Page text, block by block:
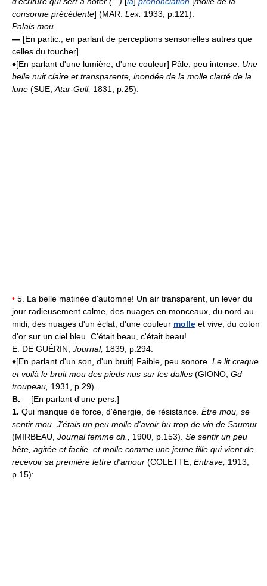
consonne précédente] (MAR. Lex. 1933, p.121).
Palais mou.
— [En partic., en parlant de perceptions sensorielles autres que
celles du toucher]
♦[En parlant d'une lumière, d'une couleur] Pâle, peu intense. Une
belle nuit claire et transparente, inondée de la molle clarté de la
lune (SUE, Atar-Gull, 1831, p.25):
• 5. La belle matinée d'automne! Un air transparent, un lever du
jour radieusement calme, des nuages en monceaux, du nord au
midi, des nuages d'un éclat, d'une couleur molle et vive, du coton
d'or sur un ciel bleu. C'était beau, c'était beau!
E. DE GUÉRIN, Journal, 1839, p.294.
♦[En parlant d'un son, d'un bruit] Faible, peu sonore. Le lit craque
et voilà le bruit mou des pieds nus sur les dalles (GIONO, Gd
troupeau, 1931, p.29).
B. —[En parlant d'une pers.]
1. Qui manque de force, d'énergie, de résistance. Être mou, se
sentir mou. J'étais un peu molle d'avoir bu trop de vin de Saumur
(MIRBEAU, Journal femme ch., 1900, p.153). Se sentir un peu
bête, agitée et facile, et molle comme une jeune fille qui vient de
recevoir sa première lettre d'amour (COLETTE, Entrave, 1913,
p.15):